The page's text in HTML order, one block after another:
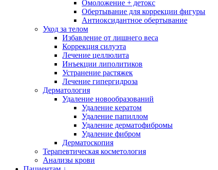
Омоложение + детокс
Обертывание для коррекции фигуры
Антиоксидантное обертывание
Уход за телом
Избавление от лишнего веса
Коррекция силуэта
Лечение целлюлита
Инъекции липолитиков
Устранение растяжек
Лечение гипергидроза
Дерматология
Удаление новообразований
Удаление кератом
Удаление папиллом
Удаление дерматофибромы
Удаление фибром
Дерматоскопия
Терапевтическая косметология
Анализы крови